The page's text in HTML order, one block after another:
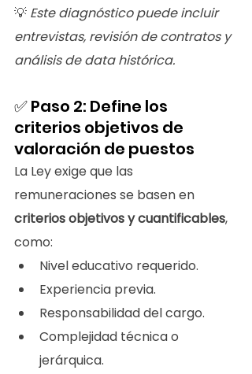
💡 Este diagnóstico puede incluir
entrevistas, revisión de contratos y
análisis de data histórica.
✅ Paso 2: Define los
criterios objetivos de
valoración de puestos
La Ley exige que las
remuneraciones se basen en
criterios objetivos y cuantificables,
como:
Nivel educativo requerido.
Experiencia previa.
Responsabilidad del cargo.
Complejidad técnica o
jerárquica.